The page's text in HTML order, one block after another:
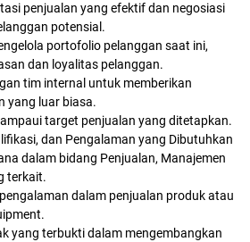
penjualan yang efektif dan negosiasi
potensial.
portofolio pelanggan saat ini,
dan loyalitas pelanggan.
tim internal untuk memberikan
yang luar biasa.
target penjualan yang ditetapkan.
dan Pengalaman yang Dibutuhkan
dalam bidang Penjualan, Manajemen
terkait.
dalam penjualan produk atau
yang terbukti dalam mengembangkan